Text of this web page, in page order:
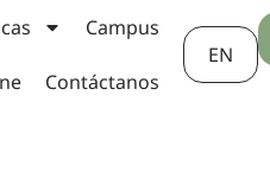
Campus
Contáctanos
EN